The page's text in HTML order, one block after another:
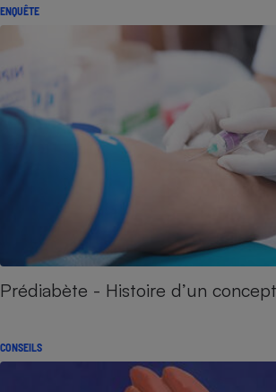
ENQUÊTE
Prédiabète - Histoire d’un
CONSEILS